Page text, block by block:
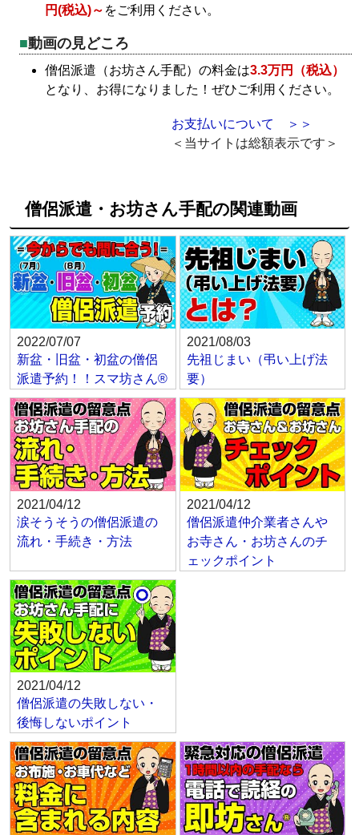
円(税込)～ をご利用ください。
動画の見どころ
僧侶派遣（お坊さん手配）の料金は3.3万円（税込）
となり、お得になりました！ぜひご利用ください。
お支払いについて ＞＞
＜当サイトは総額表示です＞
僧侶派遣・お坊さん手配の関連動画
2022/07/07
新盆・旧盆・初盆の僧侶
派遣予約！！スマ坊さん®
2021/08/03
先祖じまい（弔い上げ法
要）
2021/04/12
涙そうそうの僧侶派遣の
流れ・手続き・方法
2021/04/12
僧侶派遣仲介業者さんや
お寺さん・お坊さんのチ
ェックポイント
2021/04/12
僧侶派遣の失敗しない・
後悔しないポイント